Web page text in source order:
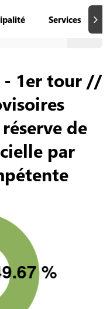
Services
- 1er tour //
de
par